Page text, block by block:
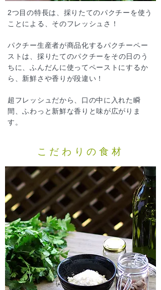
2つ目の特長は、採りたてのパクチーを使う
ことによる、そのフレッシュさ！
パクチー生産者が商品化するパクチーペー
ストは、 採りたてのパクチーをその日のう
ちに、ふんだんに使ってペーストにするか
ら、新鮮さや香りが段違い！
超フレッシュだから、口の中に入れた瞬
間、ふわっと新鮮な香りと味が広がりま
す。
こだわりの食材